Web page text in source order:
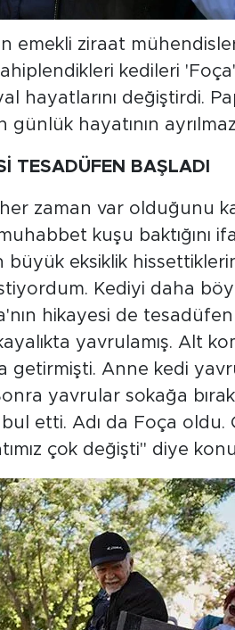
emekli ziraat
kedileri 'Foça'
hayatlarını değiştirdi.
günlük hayatının
TESADÜFEN BAŞLADI
zaman var olduğunu
kuşu baktığını
büyük eksiklik
Kediyi daha
hikayesi de tesadüfen
yavrulamış. Alt
Anne kedi
yavrular sokağa
etti. Adı da Foça
çok değişti" diye